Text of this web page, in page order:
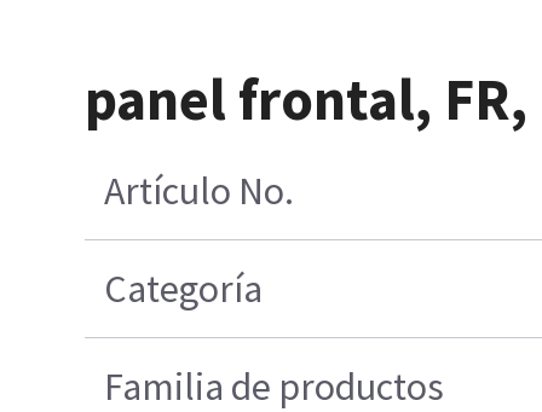
panel frontal, FR,
Artículo No.
Categoría
Familia de productos